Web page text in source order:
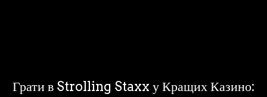
Грати в Strolling Staxx у Кращих Казино: